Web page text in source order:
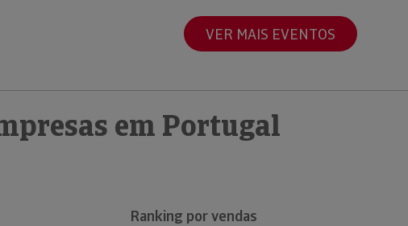
VER MAIS EVENTOS
em Portugal
Ranking por vendas